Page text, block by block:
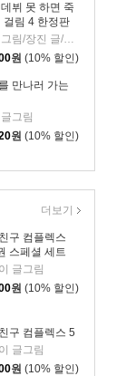
뷔 못 하면 죽
걸림 4 한정판
소흔 그림/장진 글/백덕수 원저
원 (10% 할인)
만나러 가는
그림
원 (10% 할인)
구 컴플렉스
스페셜 세트
글그림
원 (10% 할인)
구 컴플렉스 5
글그림
원 (10% 할인)
더보기